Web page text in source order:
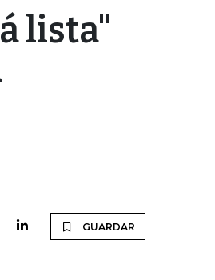
lista"
GUARDAR